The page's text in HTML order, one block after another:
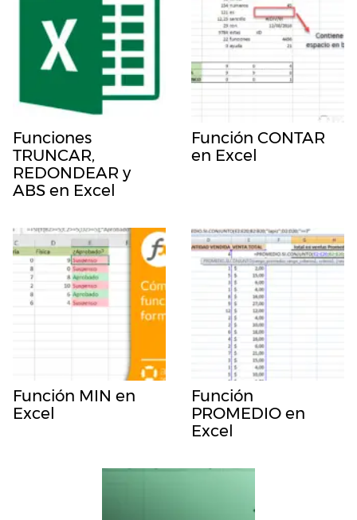
Funciones
TRUNCAR,
REDONDEAR y
ABS en Excel
Función CONTAR
en Excel
Función MIN en
Excel
Función
PROMEDIO en
Excel